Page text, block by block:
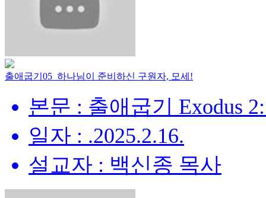
출애굽기05_하나님이 준비하신 구원자, 모세!
본문 : 출애굽기 Exodus
일자 : .2025.2.16.
설교자 : 백신종 목사